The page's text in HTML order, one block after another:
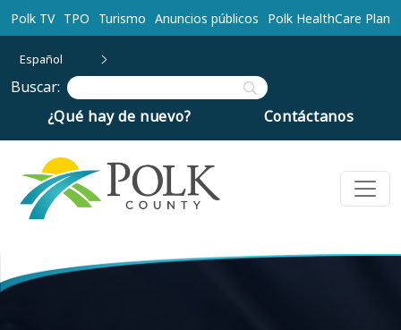
Ir al contenido principal
Polk TV TPO Turismo Anuncios públicos Polk HealthCare Plan
Español
Buscar:
¿Qué hay de nuevo?
Contáctanos